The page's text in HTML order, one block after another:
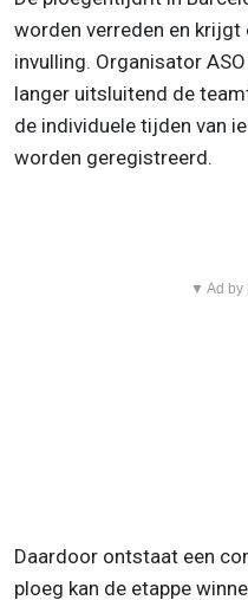
worden verreden en krijgt
invulling. Organisator
langer uitsluitend de
de individuele tijden van
worden geregistreerd.
▼ Ad by
Daardoor ontstaat een
ploeg kan de etappe